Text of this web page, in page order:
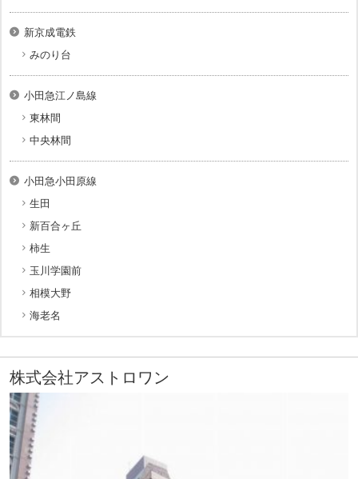
新京成電鉄
みのり台
小田急江ノ島線
東林間
中央林間
小田急小田原線
生田
新百合ヶ丘
柿生
玉川学園前
相模大野
海老名
株式会社アストロワン